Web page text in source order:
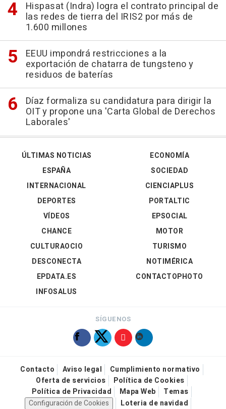
Hispasat (Indra) logra el contrato principal de
las redes de tierra del IRIS2 por más de
1.600 millones
EEUU impondrá restricciones a la
exportación de chatarra de tungsteno y
residuos de baterías
Díaz formaliza su candidatura para dirigir la
OIT y propone una 'Carta Global de Derechos
Laborales'
ÚLTIMAS NOTICIAS
ESPAÑA
INTERNACIONAL
DEPORTES
VÍDEOS
ECONOMÍA
SOCIEDAD
CIENCIAPLUS
PORTALTIC
EPSOCIAL
CHANCE
CULTURAOCIO
DESCONECTA
EPDATA.ES
INFOSALUS
MOTOR
TURISMO
NOTIMÉRICA
CONTACTOPHOTO
SÍGUENOS
Contacto Aviso legal
Cumplimiento normativo
Oferta de servicios
Política de Cookies
Política de Privacidad
Mapa Web
Temas
Configuración de Cookies
Loteria de navidad